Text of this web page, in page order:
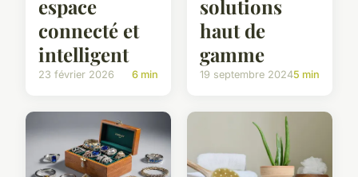
espace
connecté et
intelligent
23 février 2026 6 min
solutions
haut de
gamme
19 septembre 20245 min